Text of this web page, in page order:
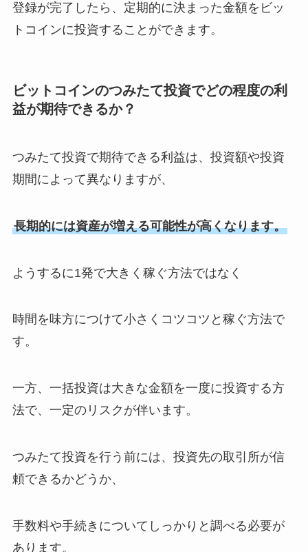
登録が完了したら、定期的に決まった金額をビッ
トコインに投資することができます。
ビットコインのつみたて投資でどの程度の利
益が期待できるか？
つみたて投資で期待できる利益は、投資額や投資
期間によって異なりますが、
長期的には資産が増える可能性が高くなります。
ようするに1発で大きく稼ぐ方法ではなく
時間を味方につけて小さくコツコツと稼ぐ方法で
す。
一方、一括投資は大きな金額を一度に投資する方
法で、一定のリスクが伴います。
つみたて投資を行う前には、投資先の取引所が信
頼できるかどうか、
手数料や手続きについてしっかりと調べる必要が
あります。